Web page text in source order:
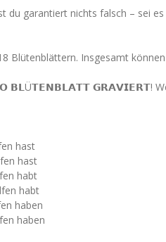
garantiert nichts falsch – sei
Blütenblättern. Insgesamt
𝗚𝗥𝗔𝗩𝗜𝗘𝗥𝗧! Wenn
hast
hast
habt
habt
haben
haben